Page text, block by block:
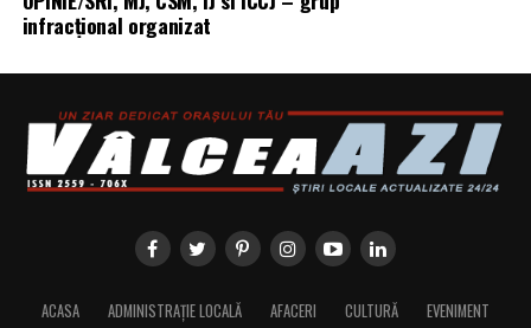
electrice — și
capacitatea reală a
infrastructurii de a livra
energie acolo unde se
desfășoară lucrările.
Centrala fotovoltaică
mobilă este răspunsul
infracțional organizat
ACASA ADMINISTRAȚIE LOCALĂ AFACERI CULTURĂ EVENIMENT